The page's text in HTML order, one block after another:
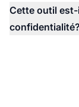
Cette outil
confidentialité?